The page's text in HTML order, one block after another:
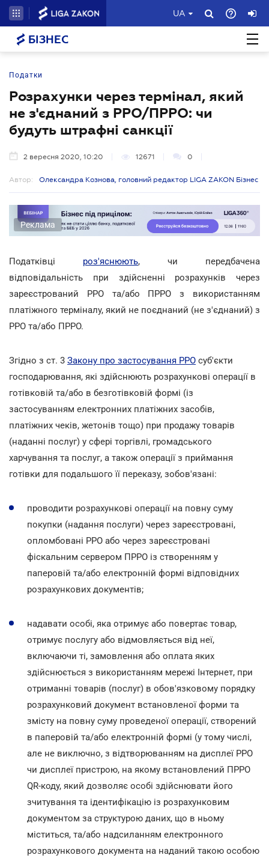
UA
БІЗНЕС
Податки
Розрахунки через термінал, який
не з'єднаний з РРО/ПРРО: чи
будуть штрафні санкції
2 вересня 2020, 10:20 12671 0
Автор: Олександра Кознова, головний редактор LIGA ZAKON Бізнес
Реклама
Податківці роз'яснюють, чи передбачена
відповідальність при здійсненні розрахунків через
зареєстрований РРО та/або ПРРО з використанням
платіжного терміналу, який не поєднаний (не з'єднаний) з
РРО та/або ПРРО.
Згідно з ст. 3 Закону про застосування РРО суб'єкти
господарювання, які здійснюють розрахункові операції в
готівковій та/або в безготівковій формі (із
застосуванням електронних платіжних засобів,
платіжних чеків, жетонів тощо) при продажу товарів
(наданні послуг) у сфері торгівлі, громадського
харчування та послуг, а також операції з приймання
готівки для подальшого її переказу, зобов'язані:
проводити розрахункові операції на повну суму
покупки (надання послуги) через зареєстровані,
опломбовані РРО або через зареєстровані
фіскальним сервером ПРРО із створенням у
паперовій та/або електронній формі відповідних
розрахункових документів;
надавати особі, яка отримує або повертає товар,
отримує послугу або відмовляється від неї,
включаючи ті, замовлення або оплата яких
здійснюється з використанням мережі Інтернет, при
отриманні товарів (послуг) в обов'язковому порядку
розрахунковий документ встановленої форми та
змісту на повну суму проведеної операції, створений
в паперовій та/або електронній формі (у тому числі,
але не виключно, з відтворюванням на дисплеї РРО
чи дисплеї пристрою, на якому встановлений ПРРО
QR-коду, який дозволяє особі здійснювати його
зчитування та ідентифікацію із розрахунковим
документом за структурою даних, що в ньому
міститься, та/або надсиланням електронного
розрахункового документа на наданий такою особою